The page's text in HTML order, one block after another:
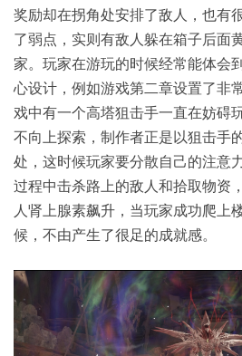
奖励却在拐角处安排了敌人，也有
了弱点，实则有敌人躲在箱子后面
家。玩家在游玩的时候经常能体会
心设计，例如游戏第二章设置了非
戏中有一个高塔狙击手一直在妨碍
不向上探索，制作者正是以狙击手
处，这时候玩家要分散自己的注意
过程中击杀路上的敌人和拾取物资
人肾上腺素飙升，当玩家成功爬上
候，不由产生了很足的成就感。